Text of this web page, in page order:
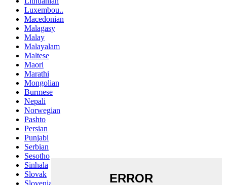
Luxembou..
Macedonian
Malagasy
Malay
Malayalam
Maltese
Maori
Marathi
Mongolian
Burmese
Nepali
Norwegian
Pashto
Persian
Punjabi
Serbian
Sesotho
Sinhala
Slovak
Slovenian